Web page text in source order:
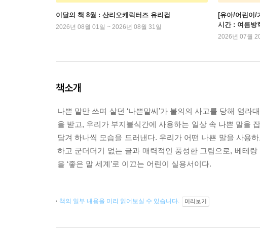
이달의 책 8월 : 산리오캐릭터즈 유리컵
2026년 08월 01일 ~ 2026년 08월 31일
[유아/어린이/
시간 : 여름방
2026년 07월
책소개
나쁜 말만 쓰며 살던 ‘나쁜말씨’가 불의의 사고를 당해 염
을 받고, 우리가 부지불식간에 사용하는 일상 속 나쁜 말을
담겨 하나씩 모습을 드러낸다. 우리가 어떤 나쁜 말을 사용
하고 군더더기 없는 글과 매력적인 풍성한 그림으로, 베테
을 ‘좋은 말 세계’로 이끄는 어린이 실용서이다.
책의 일부 내용을 미리 읽어보실 수 있습니다. 미리보기